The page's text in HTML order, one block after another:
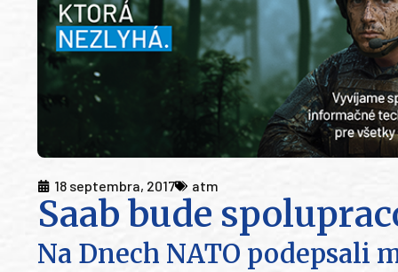
18 septembra, 2017 atm
Saab bude
Na Dnech NATO podepsali